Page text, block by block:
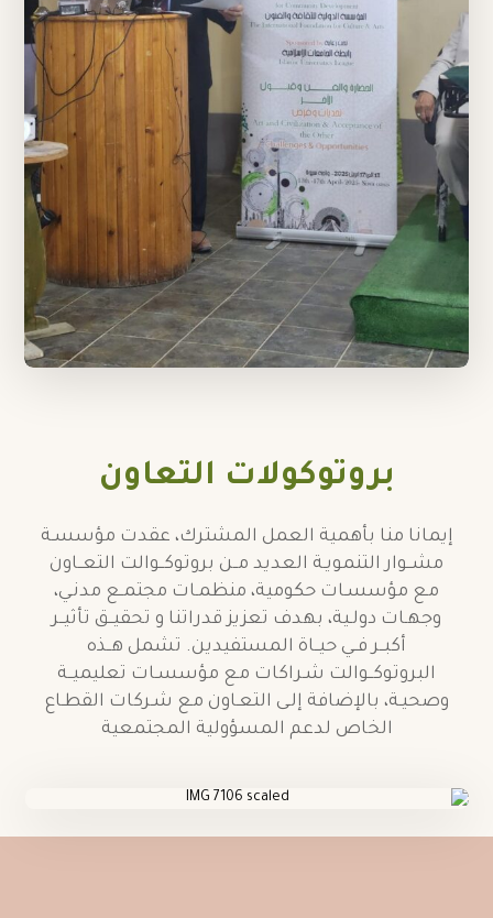
بروتوكولات التعاون
إيمانا منا بأهمية العمل المشترك، عقدت مؤسسـة
مشــوار التنمويـة العديد مــن بروتوكــوالت التعــاون
مـع مؤسسـات حكومية، منظمـات مجتمــع مدنـي،
وجهـات دولـية، بهدف تعزيز قدراتنا و تحقيــق تأثيــر
أكبــر فــي حيــاة المستفيدين. تشمل هــذه
البروتوكــوالت شـراكات مـع مؤسسـات تعليميــة
وصحيـة، بالإضافة إلـى التعـاون مـع شـركات القطـاع
الخاص لدعم المسؤولية المجتمعية